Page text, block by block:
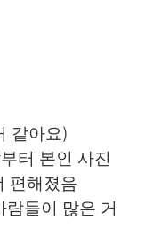
같아요)
터 본인 사진
편해졌음
들이 많은 거